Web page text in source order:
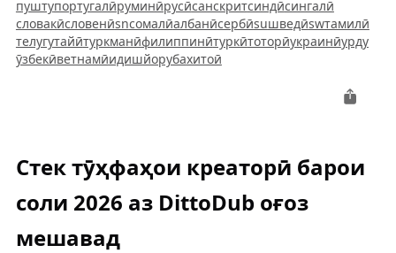
пуштупортугалӣруминӣрусӣсанскритсиндӣсингалӣ
словакӣсловенӣsnсомалӣалбанӣсербӣsuшведӣswтамилӣ
телугутайӣтуркманӣфилиппинӣтуркӣтоторӣукраинӣурду
ӯзбекӣветнамӣидишйорубахитоӣ
Стек тӯҳфаҳои креаторӣ барои
соли 2026 аз DittoDub оғоз
мешавад